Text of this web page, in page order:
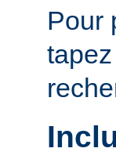
Pour
tapez